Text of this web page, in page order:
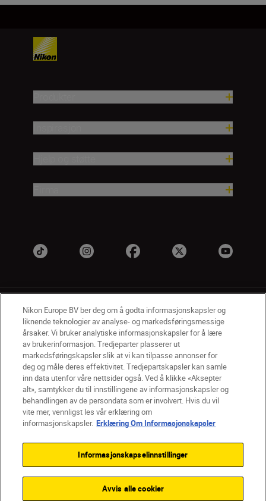
NO Nikon Sites
Kontakt oss Personvernerklæring
Bruksvilkår
Vilkår og betingelser for Nikon Store
Erklæring Om Informasjonskapsler
Tilgjengelighet
Innstillinger for informasjonskapsler
© 2026 Nikon
Back to top
Nikon Europe BV ber deg om å godta informasjonskapsler og
liknende teknologier av analyse- og markedsføringsmessige
årsaker. Vi bruker analytiske informasjonskapsler for å lære
av brukerinformasjon. Tredjeparter plasserer ut
markedsføringskapsler slik at vi kan tilpasse annonser for
deg og måle deres effektivitet. Tredjepartskapsler kan samle
inn data utenfor våre nettsider også. Ved å klikke «Aksepter
alt», samtykker du til innstillingene av informasjonskapsler og
behandlingen av de persondata som er involvert. Hvis du vil
vite mer, vennligst les vår erklæring om
informasjonskapsler. Erklæring Om Informasjonskapsler
Informasjonskapselinnstillinger
Avvis alle cookier